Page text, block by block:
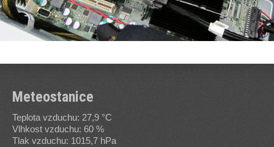
Meteostanice
Teplota vzduchu: 27,9 °C
Vlhkost vzduchu: 60 %
Tlak vzduchu: 1015,7 hPa